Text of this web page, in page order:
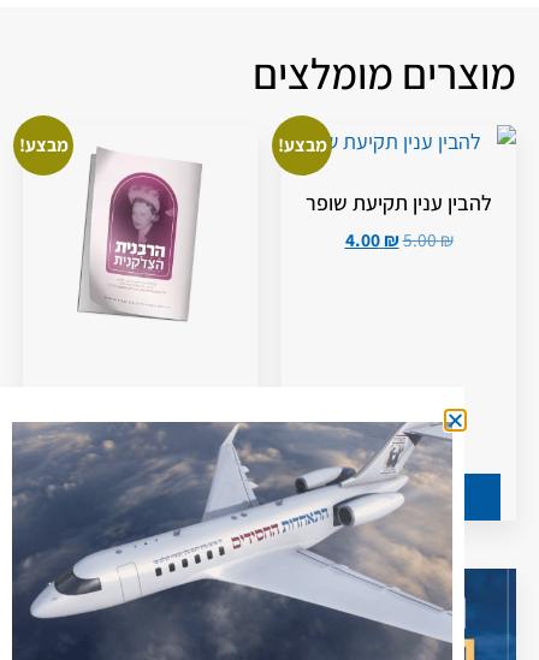
מוצרים מומלצים
מבצע!
להבין ענין תקיעת שופר
₪
5.00
₪
4.00
הוספה לסל
מבצע!
₪
הוספה לסל
מבצע! מבצע!